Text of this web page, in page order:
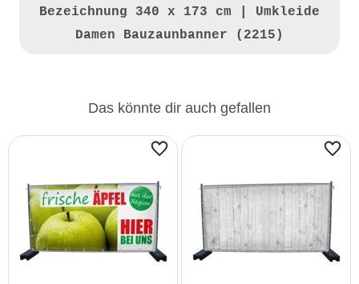
Bezeichnung 340 x 173 cm | Umkleide
Damen Bauzaunbanner (2215)
Das könnte dir auch gefallen